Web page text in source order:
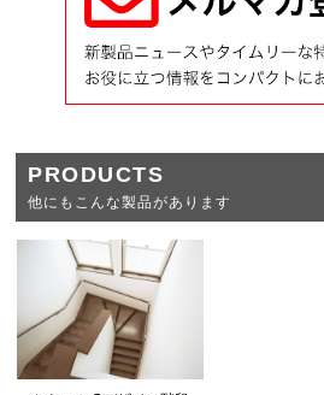
PRODUCTS
他にもこんな製品があります